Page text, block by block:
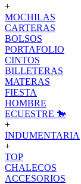
+
MOCHILAS
CARTERAS
BOLSOS
PORTAFOLIO
CINTOS
BILLETERAS
MATERAS
FIESTA
HOMBRE
ECUESTRE 🐎
+
INDUMENTARIA
+
TOP
CHALECOS
ACCESORIOS